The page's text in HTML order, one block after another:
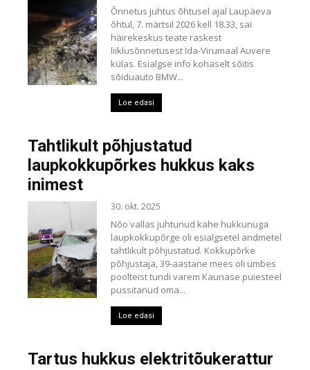
Õnnetus juhtus õhtusel ajal Laupäeva
õhtul, 7. märtsil 2026 kell 18.33, sai
häirekeskus teate raskest
liiklusõnnetusest Ida-Virumaal Auvere
külas. Esialgse info kohaselt sõitis
sõiduauto BMW...
Loe edasi
Tahtlikult põhjustatud
laupkokkupõrkes hukkus kaks
inimest
30. okt. 2025
Nõo vallas juhtunud kahe hukkunuga
laupkokkupõrge oli esialgsetel andmetel
tahtlikult põhjustatud. Kokkupõrke
põhjustaja, 39-aastane mees oli umbes
poolteist tundi varem Kaunase puiesteel
pussitanud oma...
Loe edasi
Tartus hukkus elektritõukerattur